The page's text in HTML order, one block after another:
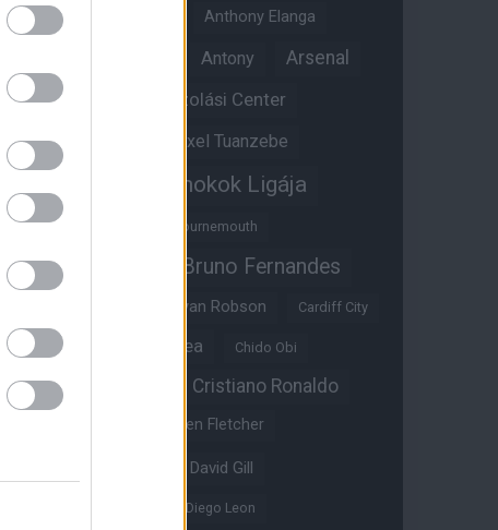
Angol válogatott Anthony Elanga
Antony Arsenal
Aston Villa Átigazolási Center
Átigazolások Axel Tuanzebe
Bajnokok Ligája
Benjamin Sesko Bournemouth
Brandon Williams Bruno Fernandes
Bryan Robson Cardiff City
Casemiro Chelsea Chido Obi
Christian Eriksen Cristiano Ronaldo
Darren Fletcher
David Gill
Diego Leon